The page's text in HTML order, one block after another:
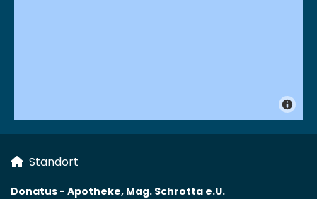
 Standort
Donatus - Apotheke, Mag. Schrotta e.U.